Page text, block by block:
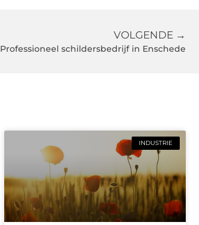
VOLGENDE →
Professioneel schildersbedrijf in Enschede
INDUSTRIE